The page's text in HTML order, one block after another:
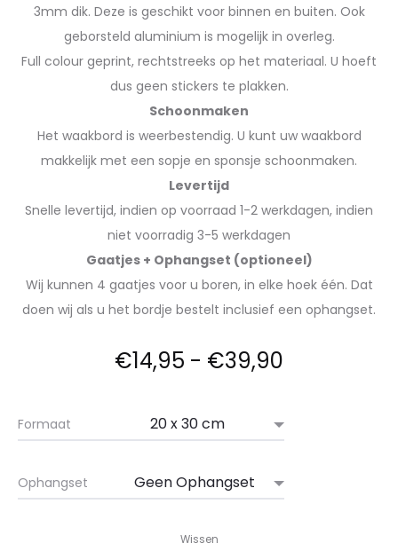
3mm dik. Deze is geschikt voor binnen en buiten. Ook
geborsteld aluminium is mogelijk in overleg.
Full colour geprint, rechtstreeks op het materiaal. U hoeft
dus geen stickers te plakken.
Schoonmaken
Het waakbord is weerbestendig. U kunt uw waakbord
makkelijk met een sopje en sponsje schoonmaken.
Levertijd
Snelle levertijd, indien op voorraad 1-2 werkdagen, indien
niet voorradig 3-5 werkdagen
Gaatjes + Ophangset (optioneel)
Wij kunnen 4 gaatjes voor u boren, in elke hoek één. Dat
doen wij als u het bordje bestelt inclusief een ophangset.
€14,95 - €39,90
Formaat
Ophangset
Wissen